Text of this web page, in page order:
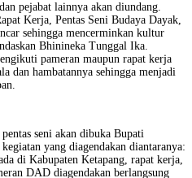
pejabat lainnya akan diundang.
Kerja, Pentas Seni Budaya Dayak,
sehingga mencerminkan kultur
Bhinineka Tunggal Ika.
pameran maupun rapat kerja
dan hambatannya sehingga menjadi
seni akan dibuka Bupati
yang diagendakan diantaranya:
di Kabupaten Ketapang, rapat kerja,
DAD diagendakan berlangsung